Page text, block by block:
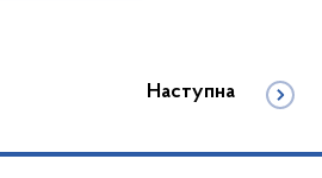
Наступна